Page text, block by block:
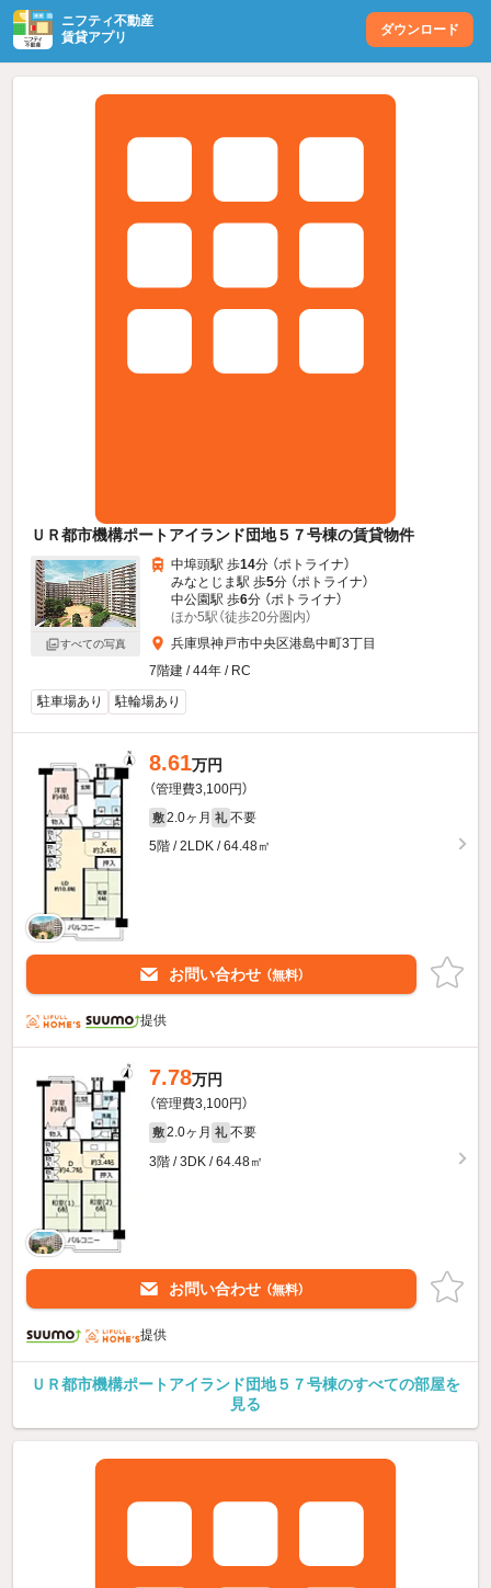
ニフティ不動産
賃貸アプリ
ダウンロード
ＵＲ都市機構ポートアイランド団地５７号棟の賃貸物件
すべての写真
中埠頭駅 歩14分 （ポトライナ）
みなとじま駅 歩5分 （ポトライナ）
中公園駅 歩6分 （ポトライナ）
ほか5駅（徒歩20分圏内）
兵庫県神戸市中央区港島中町3丁目
7階建 / 44年 / RC
駐車場あり
駐輪場あり
8.61万円
（管理費3,100円）
敷 2.0ヶ月 礼 不要
5階 / 2LDK / 64.48㎡
お問い合わせ （無料）
提供
7.78万円
（管理費3,100円）
敷 2.0ヶ月 礼 不要
3階 / 3DK / 64.48㎡
お問い合わせ （無料）
提供
ＵＲ都市機構ポートアイランド団地５７号棟のすべての部屋を
見る